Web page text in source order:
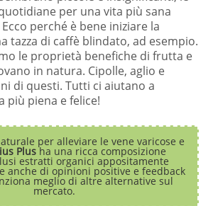
per una vita più sana
perché è bene iniziare la
tazza di caffè blindato, ad esempio.
le proprietà benefiche di frutta e
in natura. Cipolle, aglio e
di questi. Tutti ci aiutano a
più piena e felice!
per alleviare le vene varicose e
Plusha una ricca composizione
estratti organici appositamente
​​anche di opinioni positive e feedback
meglio di altre alternative sul
mercato.